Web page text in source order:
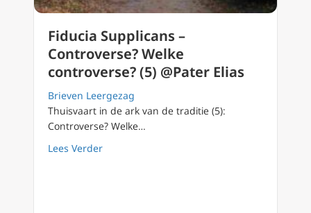
Fiducia Supplicans –
Controverse? Welke
controverse? (5) @Pater Elias
Brieven Leergezag
Thuisvaart in de ark van de traditie (5):
Controverse? Welke…
Lees Verderabout Fiducia Supplicans – Controverse?